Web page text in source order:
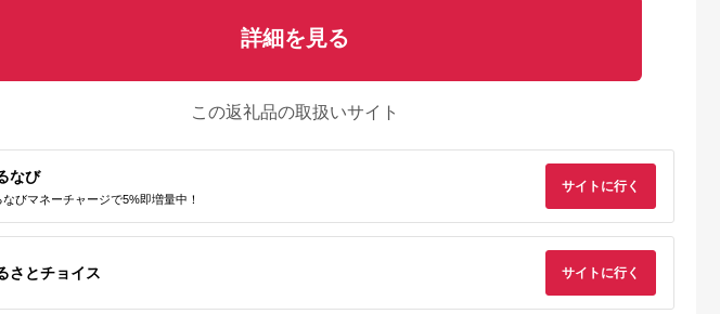
出典：ふるラボ 出典：JALふるさと納税
出典：auPAYふるさと
福岡県 大川市
詳細を見る
この返礼品の取扱いサイト
なび
なびマネーチャージで5%即増量中！
サイトに行く
さとチョイス サイトに行く